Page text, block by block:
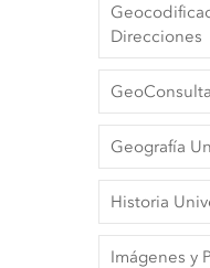
Direcciones
Geografía
Historia
Imágenes y